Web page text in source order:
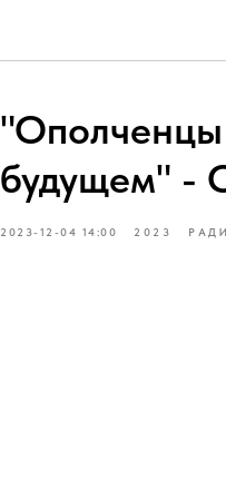
будущем" -
2023-12-04 14:00 2023